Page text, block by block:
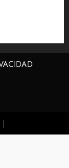
|